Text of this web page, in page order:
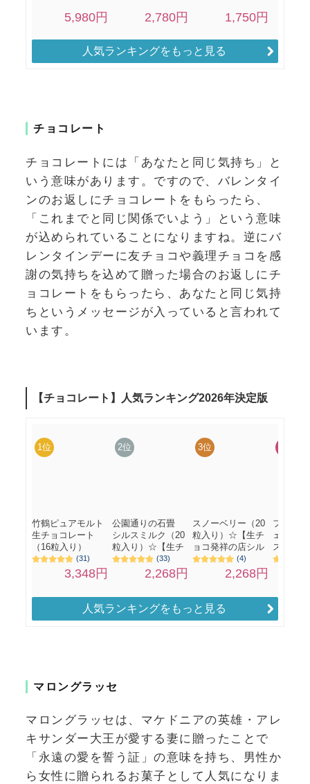
人気ランキングをもっと見る
チョコレート
チョコレートには「あなたと同じ気持ち」と
いう意味があります。ですので、バレンタイ
ンのお返しにチョコレートをもらったら、
「これまでと同じ関係でいよう」という意味
が込められていることになりますね。逆にバ
レンタインデーに友チョコや義理チョコを感
謝の気持ちを込めて贈った場合のお返しにチ
ョコレートをもらったら、あなたと同じ気持
ちというメッセージが入っていると言われて
います。
人気ランキングをもっと見る
マロングラッセ
マロングラッセは、マケドニアの英雄・アレ
キサンダー大王が愛する妻に贈ったことで
「永遠の愛を誓う証」の意味を持ち、男性か
ら女性に贈られるお菓子として人気になりま